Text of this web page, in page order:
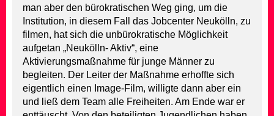
man aber den bürokratischen Weg ging, um die
Institution, in diesem Fall das Jobcenter Neukölln, zu
filmen, hat sich die unbürokratische Möglichkeit
aufgetan „Neukölln- Aktiv“, eine
Aktivierungsmaßnahme für junge Männer zu
begleiten. Der Leiter der Maßnahme erhoffte sich
eigentlich einen Image-Film, willigte dann aber ein
und ließ dem Team alle Freiheiten. Am Ende war er